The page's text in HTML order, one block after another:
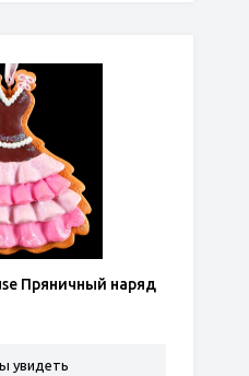
Пряничный наряд
увидеть